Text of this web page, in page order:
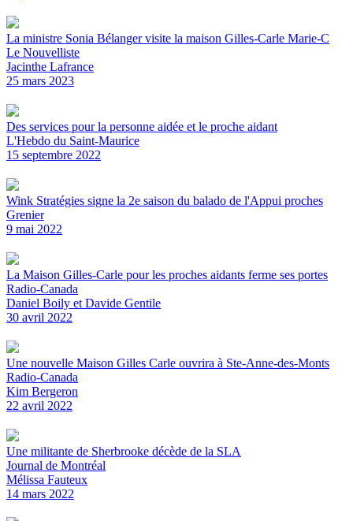
La ministre Sonia Bélanger visite la maison Gilles-Carle Marie-C
Le Nouvelliste
Jacinthe Lafrance
25 mars 2023
Des services pour la personne aidée et le proche aidant
L'Hebdo du Saint-Maurice
15 septembre 2022
Wink Stratégies signe la 2e saison du balado de l'Appui proches
Grenier
9 mai 2022
La Maison Gilles-Carle pour les proches aidants ferme ses portes
Radio-Canada
Daniel Boily et Davide Gentile
30 avril 2022
Une nouvelle Maison Gilles Carle ouvrira à Ste-Anne-des-Monts
Radio-Canada
Kim Bergeron
22 avril 2022
Une militante de Sherbrooke décède de la SLA
Journal de Montréal
Mélissa Fauteux
14 mars 2022